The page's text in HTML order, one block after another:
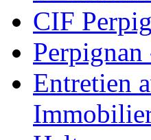
CIF
Entretien